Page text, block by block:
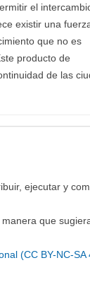
el
existir una
que no es
producto de
de las
ejecutar y
que
(CC BY-NC-SA